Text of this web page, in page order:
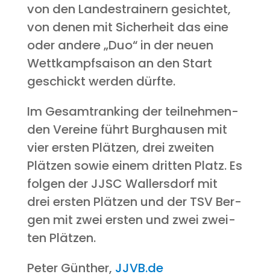
von den Lan­des­trai­nern gesich­tet,
von denen mit Sicher­heit das eine
oder ande­re „Duo“ in der neu­en
Wett­kampf­sai­son an den Start
geschickt wer­den dürfte.
Im Gesamt­ran­king der teil­neh­men­
den Ver­ei­ne führt Burg­hau­sen mit
vier ers­ten Plät­zen, drei zwei­ten
Plät­zen sowie einem drit­ten Platz. Es
fol­gen der JJSC Wal­lers­dorf mit
drei ers­ten Plät­zen und der TSV Ber­
gen mit zwei ers­ten und zwei zwei­
ten Plätzen.
Peter Gün­ther, JJVB.de